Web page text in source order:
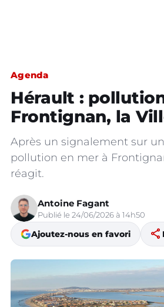
Agenda
Hérault :
Frontignan, la
Après un signalement sur
pollution en mer à
réagit.
Antoine Fagant
Publié le 24/06/2026 à 14h50
Ajoutez-nous en favori share